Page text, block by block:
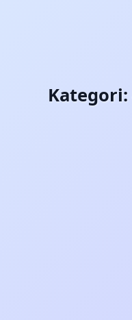
Kategori: